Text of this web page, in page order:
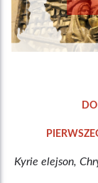
Kyrie elejson,